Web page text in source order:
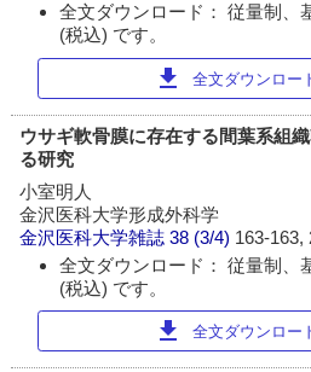
全文ダウンロード： 従量制、
(税込) です。
download 全文ダウンロー
ウサギ軟骨膜に存在する間葉系組
る研究
小室明人
金沢医科大学形成外科学
金沢医科大学雑誌 38 (3/4) 163-163,
全文ダウンロード： 従量制、
(税込) です。
download 全文ダウンロー